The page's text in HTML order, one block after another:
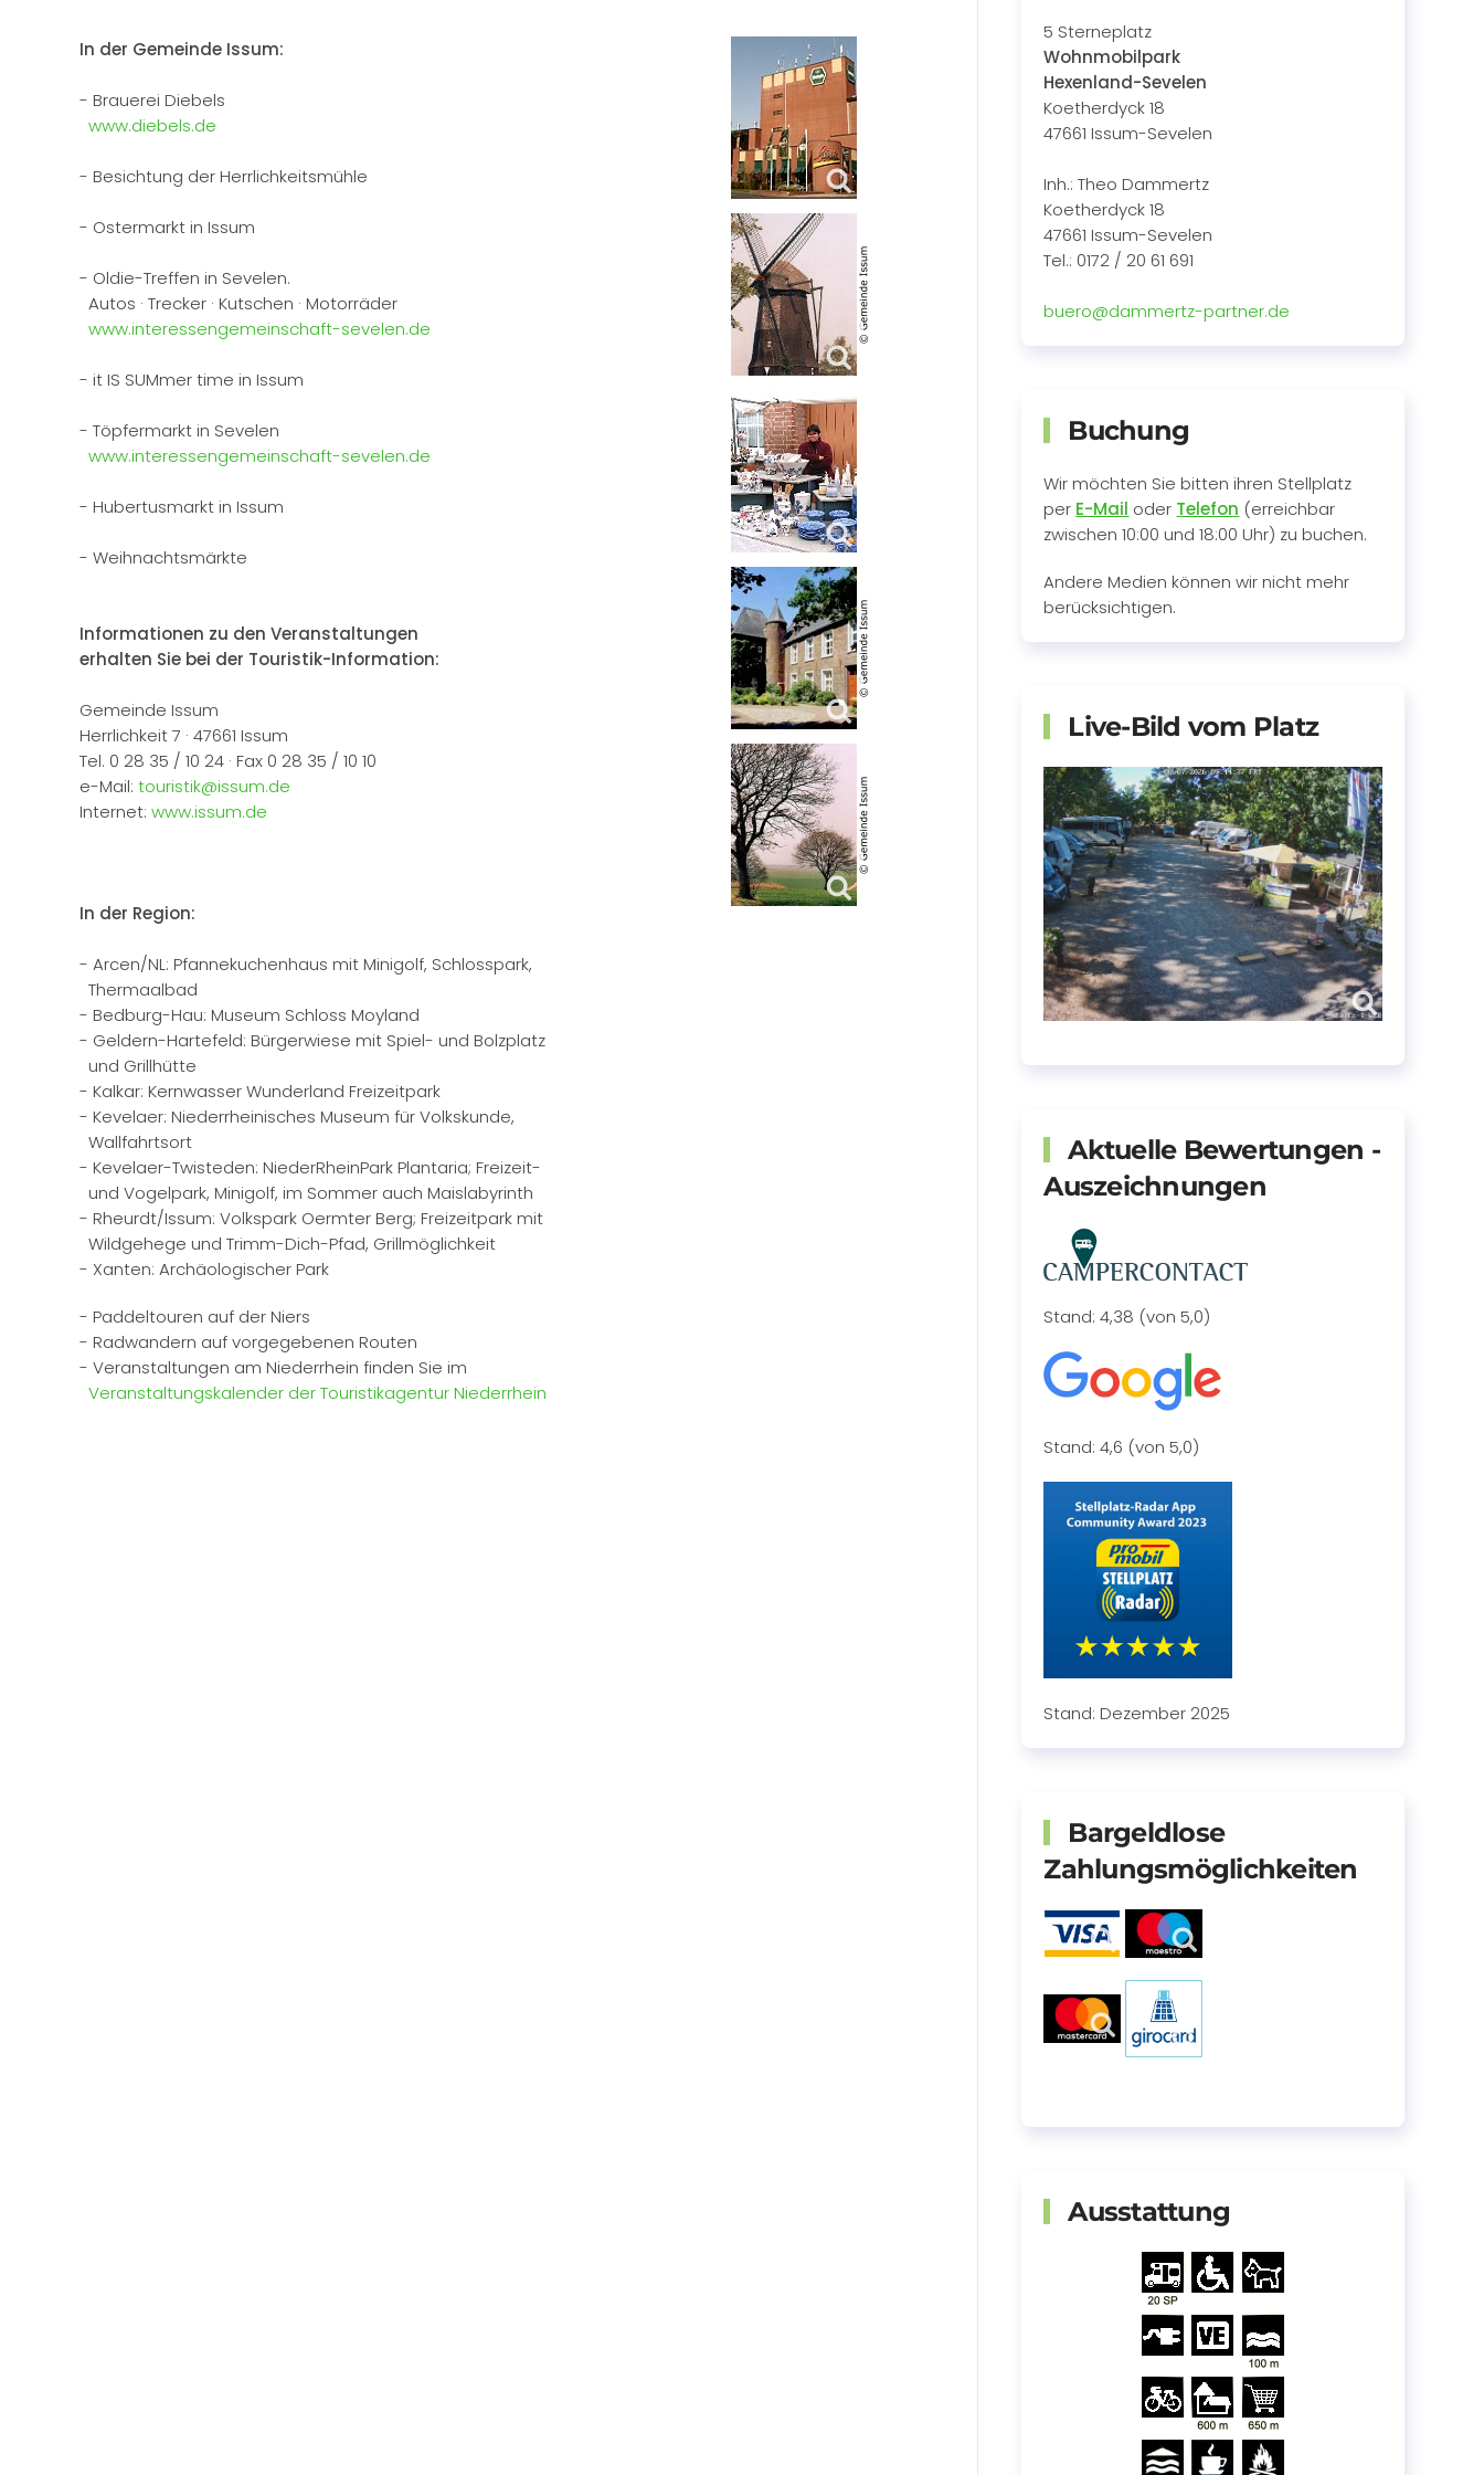
In der Gemeinde Issum:
- Brauerei Diebels
www.diebels.de
- Besichtung der Herrlichkeitsmühle
- Ostermarkt in Issum
- Oldie-Treffen in Sevelen.
Autos · Trecker · Kutschen · Motorräder
www.interessengemeinschaft-sevelen.de
- it IS SUMmer time in Issum
- Töpfermarkt in Sevelen
www.interessengemeinschaft-sevelen.de
- Hubertusmarkt in Issum
- Weihnachtsmärkte
Informationen zu den Veranstaltungen
erhalten Sie bei der Touristik-Information:
Gemeinde Issum
Herrlichkeit 7 · 47661 Issum
Tel. 0 28 35 / 10 24 · Fax 0 28 35 / 10 10
e-Mail:touristik@issum.de
Internet:www.issum.de
In der Region:
- Arcen/NL: Pfannekuchenhaus mit Minigolf, Schlosspark,
Thermaalbad
- Bedburg-Hau: Museum Schloss Moyland
- Geldern-Hartefeld: Bürgerwiese mit Spiel- und Bolzplatz
und Grillhütte
- Kalkar: Kernwasser Wunderland Freizeitpark
- Kevelaer: Niederrheinisches Museum für Volkskunde,
Wallfahrtsort
- Kevelaer-Twisteden: NiederRheinPark Plantaria; Freizeit-
und Vogelpark, Minigolf, im Sommer auch Maislabyrinth
- Rheurdt/Issum: Volkspark Oermter Berg; Freizeitpark mit
Wildgehege und Trimm-Dich-Pfad, Grillmöglichkeit
- Xanten: Archäologischer Park
- Paddeltouren auf der Niers
- Radwandern auf vorgegebenen Routen
- Veranstaltungen am Niederrhein finden Sie im
Veranstaltungskalender der Touristikagentur Niederrhein
5 Sterneplatz
Wohnmobilpark
Hexenland-Sevelen
Koetherdyck 18
47661 Issum-Sevelen
Inh.: Theo Dammertz
Koetherdyck 18
47661 Issum-Sevelen
Tel.: 0172 / 20 61 691
buero@dammertz-partner.de
Buchung
Wir möchten Sie bitten ihren Stellplatz
per E-Mail oder Telefon (erreichbar
zwischen 10:00 und 18:00 Uhr) zu buchen.
Andere Medien können wir nicht mehr
berücksichtigen.
Live-Bild vom Platz
Aktuelle Bewertungen -
Auszeichnungen
Stand: 4,38 (von 5,0)
Stand: 4,6 (von 5,0)
Stand: Dezember 2025
Bargeldlose
Zahlungsmöglichkeiten
Ausstattung